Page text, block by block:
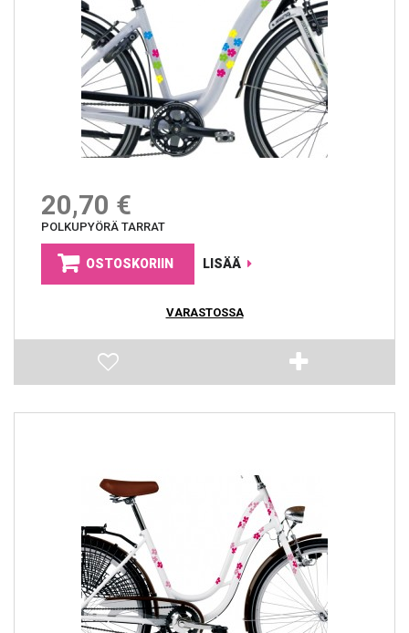
20,70 €
POLKUPYÖRÄ TARRAT
OSTOSKORIIN LISÄÄ
VARASTOSSA